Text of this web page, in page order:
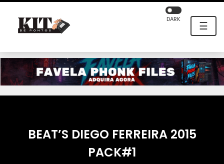
☰
DARK
BEAT’S DIEGO FERREIRA 2015
PACK#1